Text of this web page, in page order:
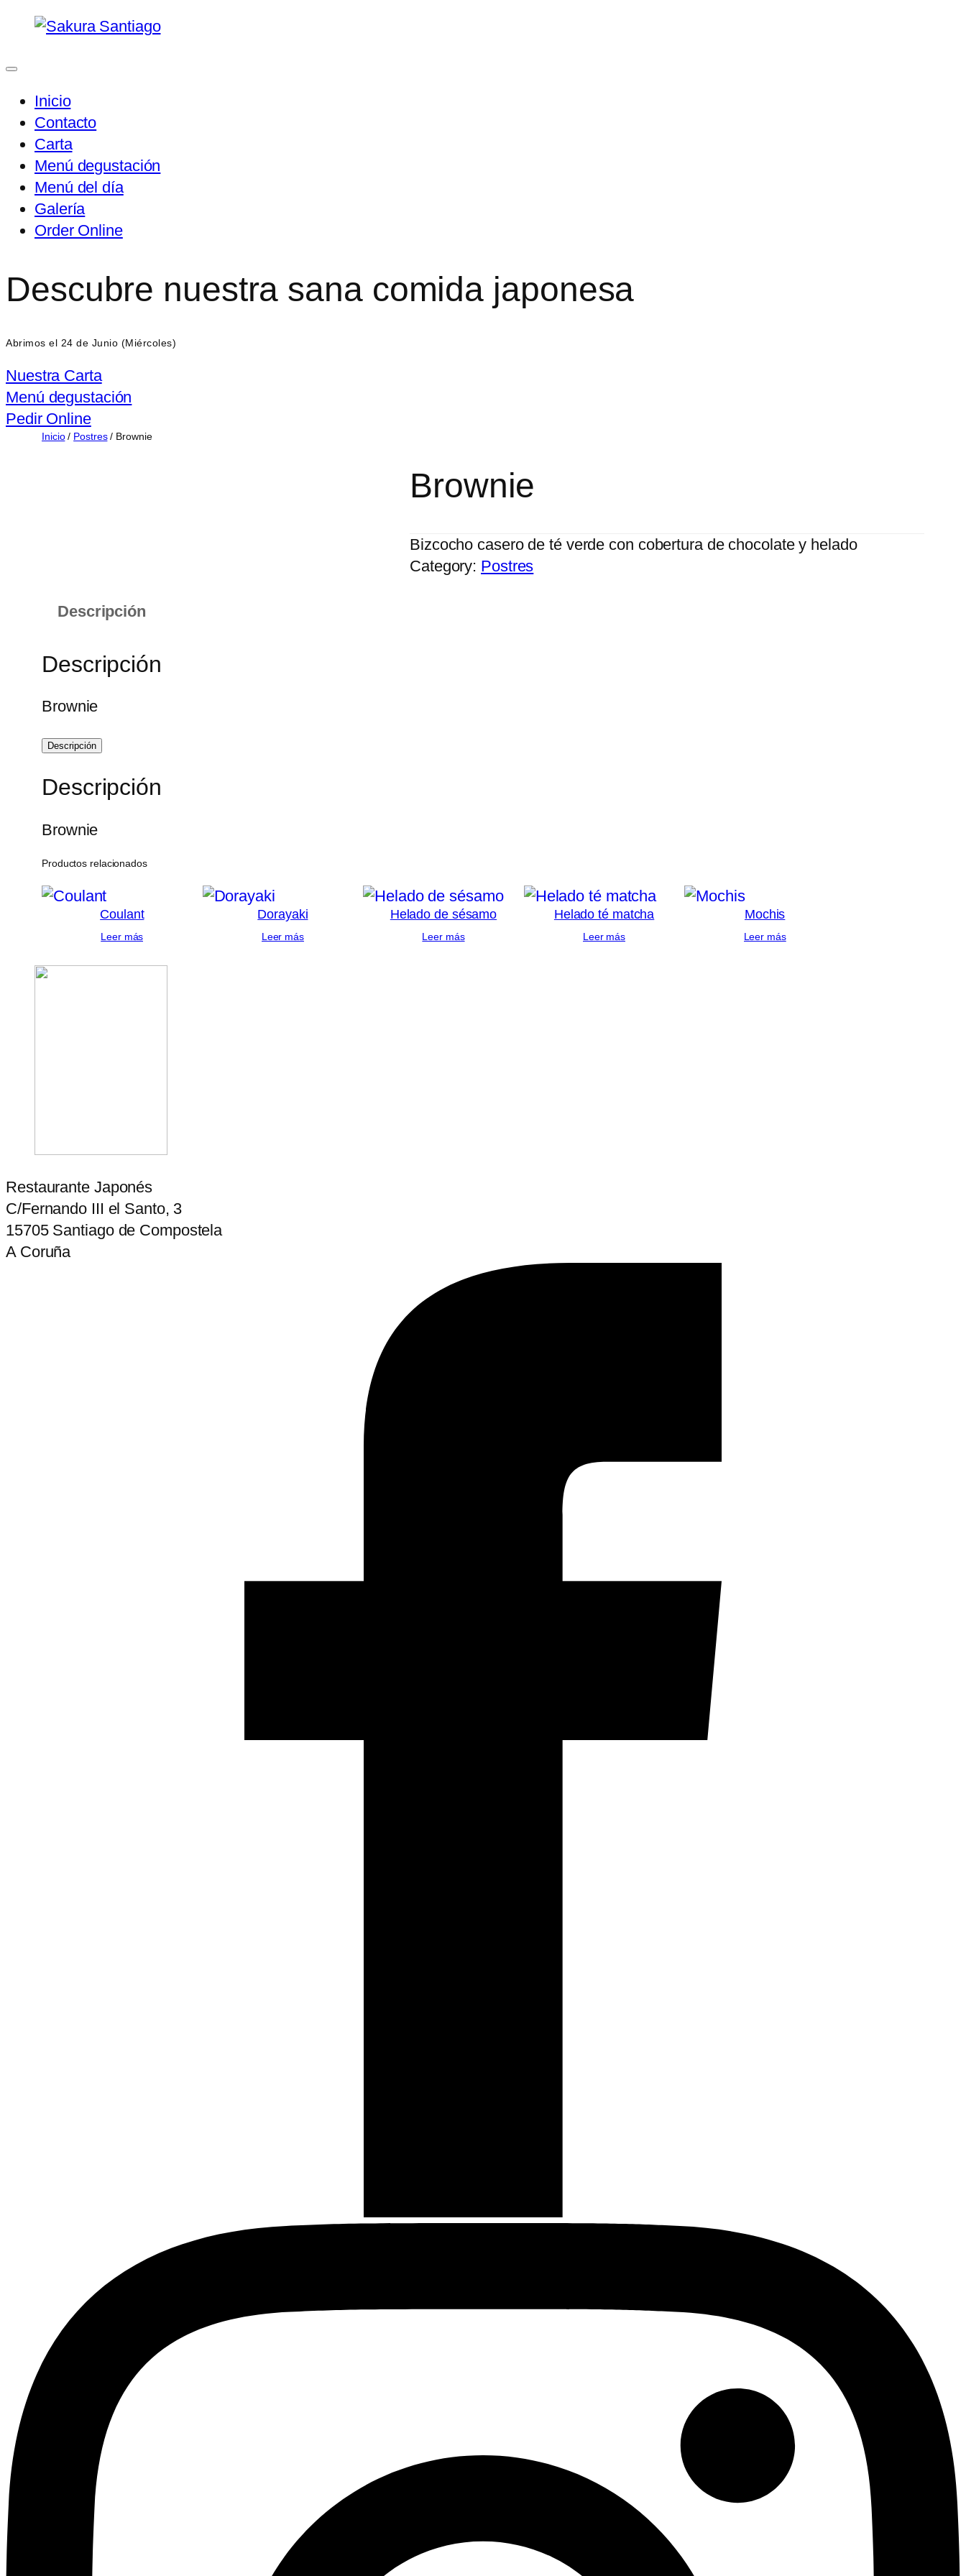
Saltar
contenido
Inicio
Contacto
Carta
Menú degustación
Menú del día
Galería
Order Online
Descubre nuestra sana comida japonesa
Abrimos el 24 de Junio (Miércoles)
Nuestra Carta
Menú degustación
Pedir Online
Inicio/ Postres/ Brownie
Brownie
Bizcocho casero de té verde con cobertura de chocolate y helado
Category: Postres
Descripción
Descripción
Brownie
Descripción
Descripción
Brownie
Productos relacionados
Coulant
Leer más
Dorayaki
Leer más
Helado de sésamo
Leer más
Helado té matcha
Leer más
Mochis
Leer más
Restaurante Japonés
C/Fernando III el Santo, 3
15705 Santiago de Compostela
A Coruña